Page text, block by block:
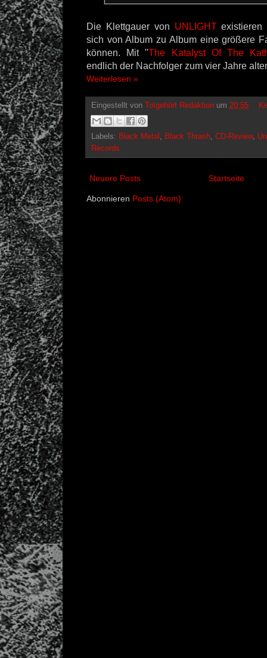
Die Klettgauer von UNLIGHTexistieren
sich von Album zu Album eine größere
können. Mit "The Katalyst Of The
endlich der Nachfolger zum vier Jahre
Weiterlesen »
Eingestellt von Totgehört Redaktion um 20:55
Labels: Black Metal , Black Thrash, CD-Review,
Records
Neuere Posts Startseite
Abonnieren Posts (Atom)